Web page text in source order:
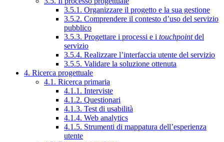
3.5.1. Organizzare il progetto e la sua gestione
3.5.2. Comprendere il contesto d’uso del servizio
pubblico
3.5.3. Progettare i processi e i touchpointdel
servizio
3.5.4. Realizzare l’interfaccia utente del servizio
3.5.5. Validare la soluzione ottenuta
4. Ricerca progettuale
4.1. Ricerca primaria
4.1.1. Interviste
4.1.2. Questionari
4.1.3. Test di usabilità
4.1.4. Web analytics
4.1.5. Strumenti di mappatura dell’esperienza
utente